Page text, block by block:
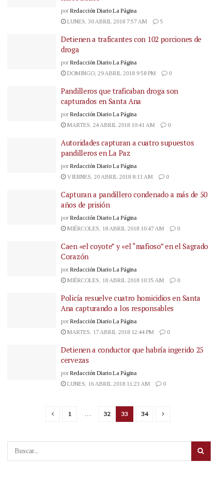
por Redacción Diario La Página
LUNES, 30 ABRIL 2018 7:57 AM
5
Detienen a traficantes con 102 porciones de
droga
por Redacción Diario La Página
DOMINGO, 29 ABRIL 2018 9:58 PM
0
Pandilleros que traficaban droga son
capturados en Santa Ana
por Redacción Diario La Página
MARTES, 24 ABRIL 2018 10:41 AM
0
Autoridades capturan a cuatro supuestos
pandilleros en La Paz
por Redacción Diario La Página
VIERNES, 20 ABRIL 2018 8:13 AM
0
Capturan a pandillero condenado a más de 50
años de prisión
por Redacción Diario La Página
MIÉRCOLES, 18 ABRIL 2018 10:47 AM
0
Caen «el coyote” y «el “mafioso” en el Sagrado
Corazón
por Redacción Diario La Página
MIÉRCOLES, 18 ABRIL 2018 10:35 AM
0
Policía resuelve cuatro homicidios en Santa
Ana capturando a los responsables
por Redacción Diario La Página
MARTES, 17 ABRIL 2018 12:44 PM
0
Detienen a conductor que habría ingerido 25
cervezas
por Redacción Diario La Página
LUNES, 16 ABRIL 2018 11:23 AM
0
1 … 32 33 34